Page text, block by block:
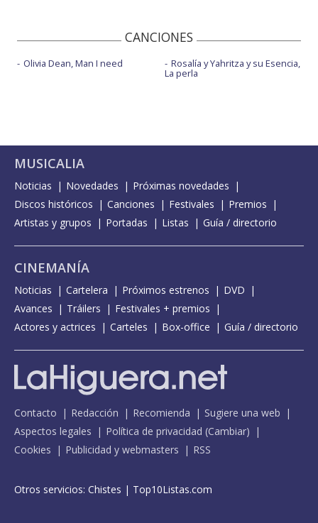
CANCIONES
Olivia Dean, Man I need Rosalía y Yahritza y su Esencia,
La perla
MUSICALIA
Noticias Novedades
Próximas novedades
Discos históricos
Canciones Festivales
Premios
Artistas y grupos
Portadas Listas Guía / directorio
CINEMANÍA
Noticias Cartelera Próximos estrenos
DVD
Avances
Tráilers
Festivales + premios
Actores y actrices
Carteles Box-office Guía / directorio
Contacto Redacción Recomienda
Sugiere una web
Aspectos legales
Política de privacidad (Cambiar)
Cookies
Publicidad y webmasters RSS
Otros servicios: Chistes | Top10Listas.com